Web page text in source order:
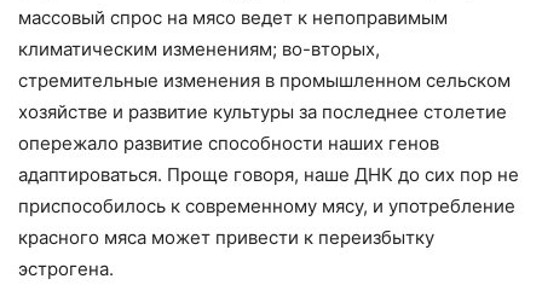
массовый спрос на мясо ведет к непоправимым
климатическим изменениям; во-вторых,
стремительные изменения в промышленном сельском
хозяйстве и развитие культуры за последнее столетие
опережало развитие способности наших генов
адаптироваться. Проще говоря, наше ДНК до сих пор не
приспособилось к современному мясу, и употребление
красного мяса может привести к переизбытку
эстрогена.